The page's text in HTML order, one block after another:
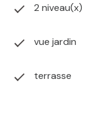
2 niveau(x)
vue jardin
terrasse